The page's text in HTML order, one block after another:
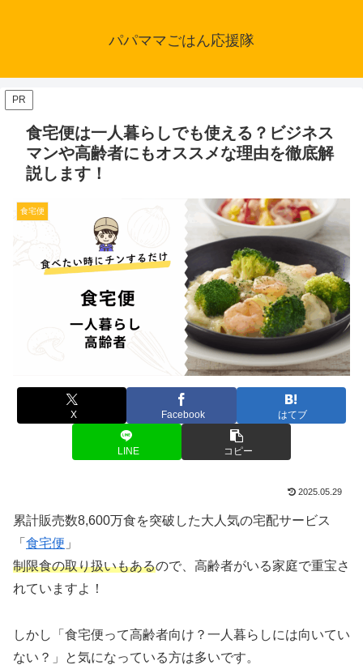
パパママごはん応援隊
PR
食宅便は一人暮らしでも使える？ビジネス
マンや高齢者にもオススメな理由を徹底解
説します！
食宅便
X Facebook はてブ
LINE コピー
2025.05.29
累計販売数8,600万食を突破した大人気の宅配サービス
「 食宅便 」
制限食の取り扱いもあるので、高齢者がいる家庭で重宝さ
れていますよ！
しかし「食宅便って高齢者向け？一人暮らしには向いてい
ない？」と気になっている方は多いです。